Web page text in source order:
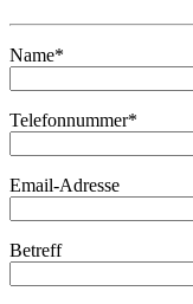
Name*
Telefonnummer*
Email-Adresse
Betreff